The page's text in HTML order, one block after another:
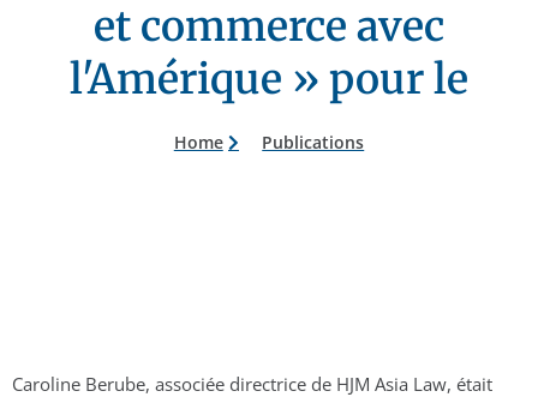
et commerce avec
l'Amérique » pour le
Home Publications
Caroline Berube, associée directrice de HJM Asia Law, était